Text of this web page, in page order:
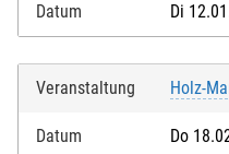
Datum Di
Veranstaltung Holz-
Datum Do